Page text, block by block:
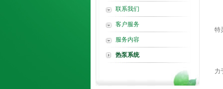
联系我们
客户服务
服务内容
热泵系统
特
力